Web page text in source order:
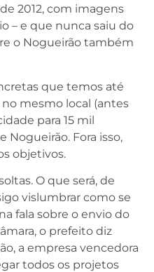
2012, com imagens
– e que nunca saiu do
o Nogueirão também
que temos até
no mesmo local (antes
para 15 mil
Nogueirão. Fora isso,
objetivos.
O que será, de
vislumbrar como se
fala sobre o envio do
o prefeito diz
a empresa vencedora
todos os projetos